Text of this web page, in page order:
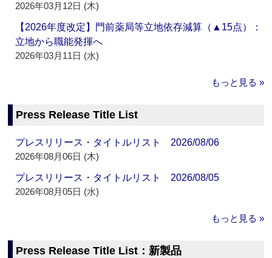
2026年03月12日 (木)
【2026年度改定】門前薬局等立地依存減算（▲15点）：
立地から職能発揮へ
2026年03月11日 (水)
もっと見る »
Press Release Title List
プレスリリース・タイトルリスト 2026/08/06
2026年08月06日 (木)
プレスリリース・タイトルリスト 2026/08/05
2026年08月05日 (水)
もっと見る »
Press Release Title List：新製品